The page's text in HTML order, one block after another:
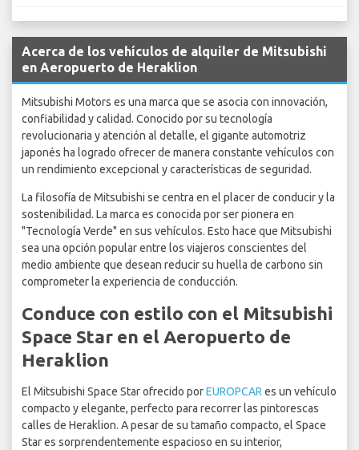
Acerca de los vehículos de alquiler de Mitsubishi
en Aeropuerto de Heraklion
Mitsubishi Motors es una marca que se asocia con innovación,
confiabilidad y calidad. Conocido por su tecnología
revolucionaria y atención al detalle, el gigante automotriz
japonés ha logrado ofrecer de manera constante vehículos con
un rendimiento excepcional y características de seguridad.
La filosofía de Mitsubishi se centra en el placer de conducir y la
sostenibilidad. La marca es conocida por ser pionera en
"Tecnología Verde" en sus vehículos. Esto hace que Mitsubishi
sea una opción popular entre los viajeros conscientes del
medio ambiente que desean reducir su huella de carbono sin
comprometer la experiencia de conducción.
Conduce con estilo con el Mitsubishi
Space Star en el Aeropuerto de
Heraklion
El Mitsubishi Space Star ofrecido porEUROPCAR es un vehículo
compacto y elegante, perfecto para recorrer las pintorescas
calles de Heraklion. A pesar de su tamaño compacto, el Space
Star es sorprendentemente espacioso en su interior,